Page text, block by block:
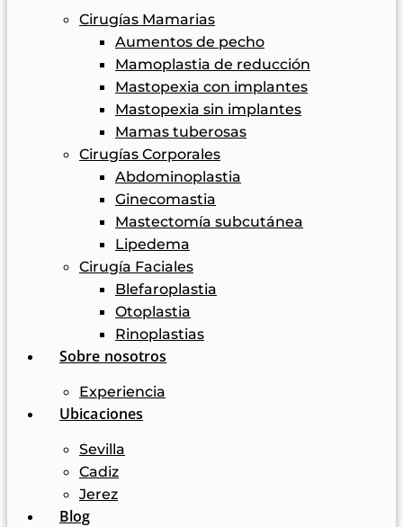
Cirugías Mamarias
Aumentos de pecho
Mamoplastia de reducción
Mastopexia con implantes
Mastopexia sin implantes
Mamas tuberosas
Cirugías Corporales
Abdominoplastia
Ginecomastia
Mastectomía subcutánea
Lipedema
Cirugía Faciales
Blefaroplastia
Otoplastia
Rinoplastias
Sobre nosotros
Experiencia
Ubicaciones
Sevilla
Cadiz
Jerez
Blog